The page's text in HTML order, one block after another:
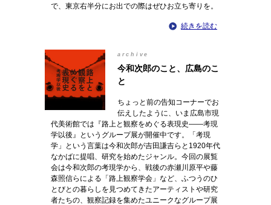
で、東京右半分にお出での際はぜひお立ち寄りを。
続きを読む
archive
今和次郎のこと、広島のこ
と
ちょっと前の告知コーナーでお
伝えしたように、いま広島市現
代美術館では『路上と観察をめぐる表現史――考現
学以後』というグループ展が開催中です。「考現
学」という言葉は今和次郎が吉田謙吉らと1920年代
なかばに提唱、研究を始めたジャンル。今回の展覧
会は今和次郎の考現学から、戦後の赤瀬川原平や藤
森照信らによる「路上観察学会」など、ふつうのひ
とびとの暮らしを見つめてきたアーティストや研究
者たちの、観察記録を集めたユニークなグループ展